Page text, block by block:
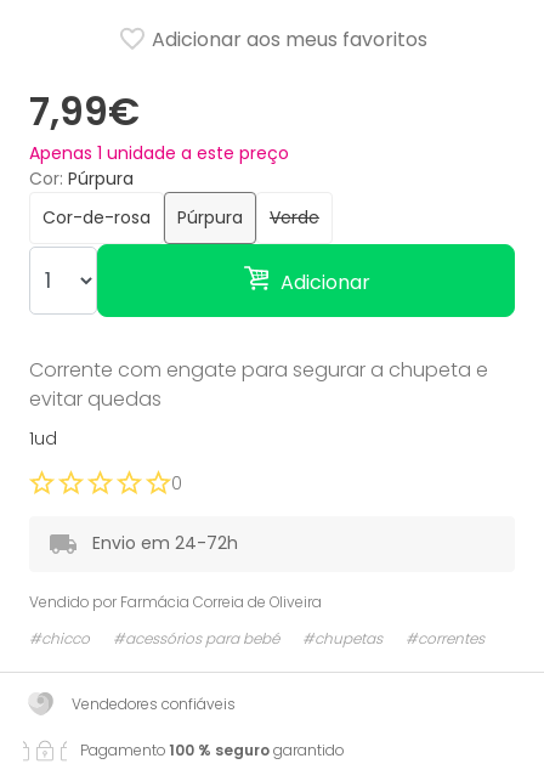
7,99€
Apenas 1 unidade a este preço
Cor
Púrpura
Cor-de-rosa
Púrpura Verde
Adicionar
Adicionar aos meus favoritos
Corrente com engate para segurar a chupeta e
evitar quedas
1ud
0
Envio em 24-72h
Vendido por Farmácia Correia de Oliveira
#chicco
#acessórios para bebé #chupetas #correntes
Vendedores confiáveis
Pagamento100 % segurogarantido